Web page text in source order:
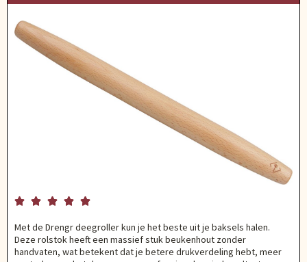
    
Met de Drengr deegroller kun je het beste uit je baksels halen.
Deze rolstok heeft een massief stuk beukenhout zonder
handvaten, wat betekent dat je betere drukverdeling hebt, meer